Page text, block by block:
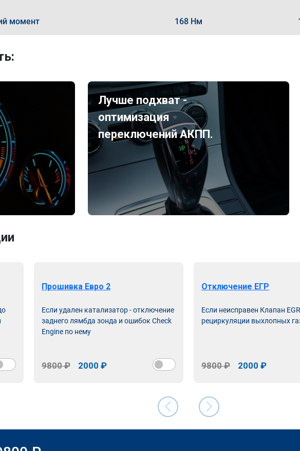
момент 168 Нм
Лучше подхват -
оптимизация
переключений АКПП.
Прошивка Евро 2
Если удален катализатор - отключение
заднего лямбда зонда и ошибок Check
Engine по нему
9800 ₽ 2000 ₽
Отключение ЕГР
Если неисправен Клапан
рециркуляции выхлопных
9800 ₽ 2000 ₽